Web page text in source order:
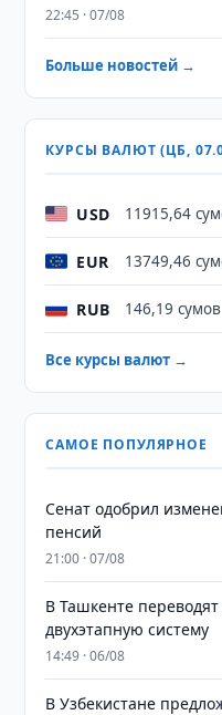
22:45 · 07/08
Больше новостей →
КУРСЫ ВАЛЮТ (ЦБ,
USD 11915,64
EUR 13749,46
RUB 146,19 сумов
Все курсы валют →
САМОЕ ПОПУЛЯРНОЕ
Сенат одобрил
пенсий
21:00 · 07/08
В Ташкенте
двухэтапную систему
14:49 · 06/08
В Узбекистане